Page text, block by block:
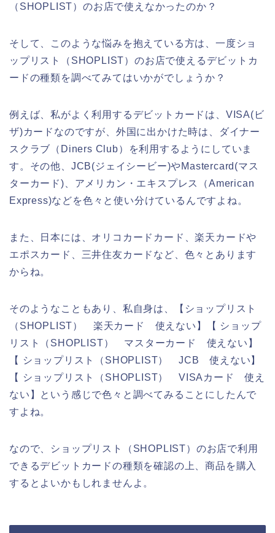
（SHOPLIST）のお店で使えなかったのか？
そして、このような悩みを抱えている方は、一度ショ
ップリスト（SHOPLIST）のお店で使えるデビットカ
ードの種類を調べてみてはいかがでしょうか？
例えば、私がよく利用するデビットカードは、VISA(ビ
ザ)カードなのですが、外国に出かけた時は、ダイナー
スクラブ（Diners Club）を利用するようにしていま
す。その他、JCB(ジェイシービー)やMastercard(マス
ターカード)、アメリカン・エキスプレス（American
Express)などを色々と使い分けているんですよね。
また、日本には、オリコカードカード、楽天カードや
エポスカード、三井住友カードなど、色々とあります
からね。
そのようなこともあり、私自身は、【ショップリスト
（SHOPLIST） 楽天カード 使えない】【 ショップ
リスト（SHOPLIST） マスターカード 使えない】
【 ショップリスト（SHOPLIST） JCB 使えない】
【 ショップリスト（SHOPLIST） VISAカード 使え
ない】という感じで色々と調べてみることにしたんで
すよね。
なので、ショップリスト（SHOPLIST）のお店で利用
できるデビットカードの種類を確認の上、商品を購入
するとよいかもしれませんよ。